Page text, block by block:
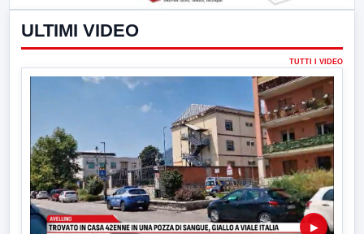
ULTIMI VIDEO
TUTTI I VIDEO
▶